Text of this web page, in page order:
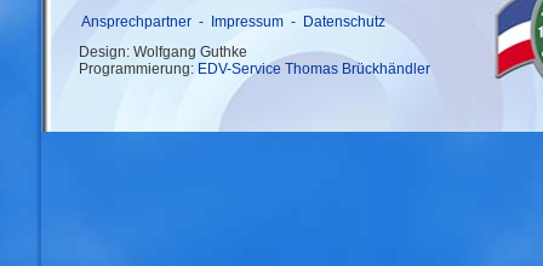
Ansprechpartner - Impressum - Datenschutz
Design: Wolfgang Guthke
Programmierung: EDV-Service Thomas Brückhändler